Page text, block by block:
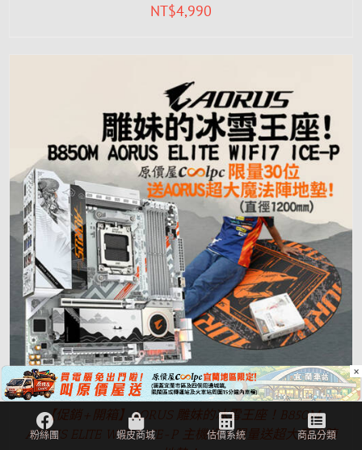
NT$4,990
【促銷+開箱】AORUS 雕妹的冰雪王座！B850M
AORUS ELITE WIFI7 ICE-P 主機板，限量送超大魔法陣
×